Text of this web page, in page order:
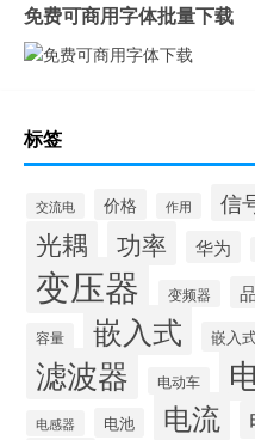
免费可商用字体批量下载
标签
交流电 价格 作用 信
光耦 功率 华为
变压器 变频器
容量 嵌入式 嵌入
滤波器 电动车
电感器 电池 电流